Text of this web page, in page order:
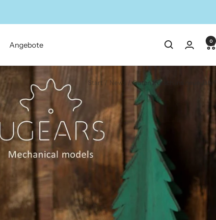
Angebote 0
Start News Guten Rutsch ins neue Jahr!